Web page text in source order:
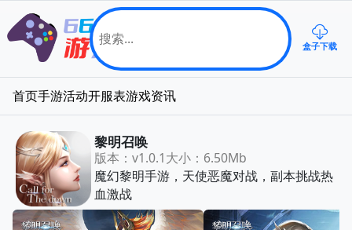
盒子下载
首页手游活动开服表游戏资讯
黎明召唤
版本：v1.0.1大小：6.50Mb
魔幻黎明手游，天使恶魔对战，副本挑战热
血激战